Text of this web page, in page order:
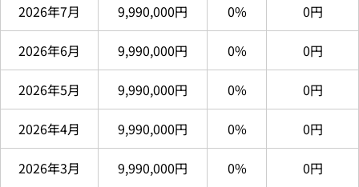
2026年7月 9,990,000円 0% 0円
2026年6月 9,990,000円 0% 0円
2026年5月 9,990,000円 0% 0円
2026年4月 9,990,000円 0% 0円
2026年3月 9,990,000円 0% 0円